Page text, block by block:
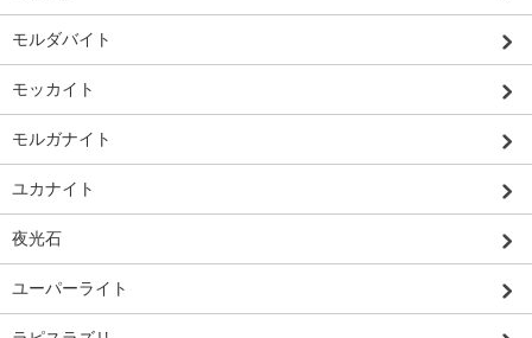
モルダバイト
モッカイト
モルガナイト
ユカナイト
夜光石
ユーパーライト